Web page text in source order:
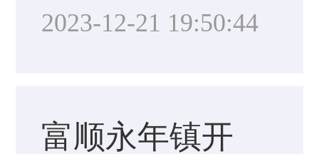
2023-12-21 19:50:44
富顺永年镇开